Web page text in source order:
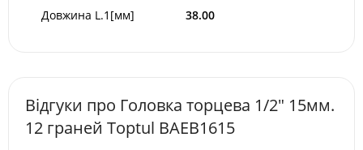
Довжина L.1[мм] 38.00
Відгуки про Головкa торцева 1/2" 15мм.
12 граней Toptul BAEB1615